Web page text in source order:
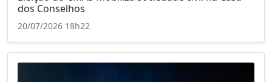
dos Conselhos
20/07/2026 18h22